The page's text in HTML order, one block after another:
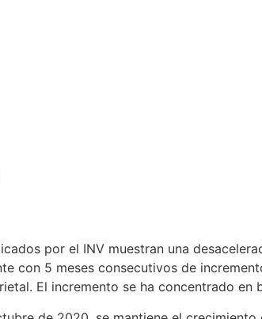
por el INV muestran una
con 5 meses consecutivos de
El incremento se ha concentrado en